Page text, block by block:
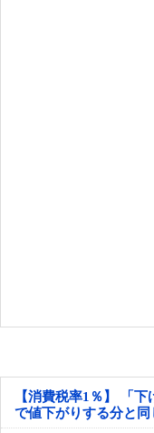
【消費税率1％】 「
で値下がりする分と
えない店も